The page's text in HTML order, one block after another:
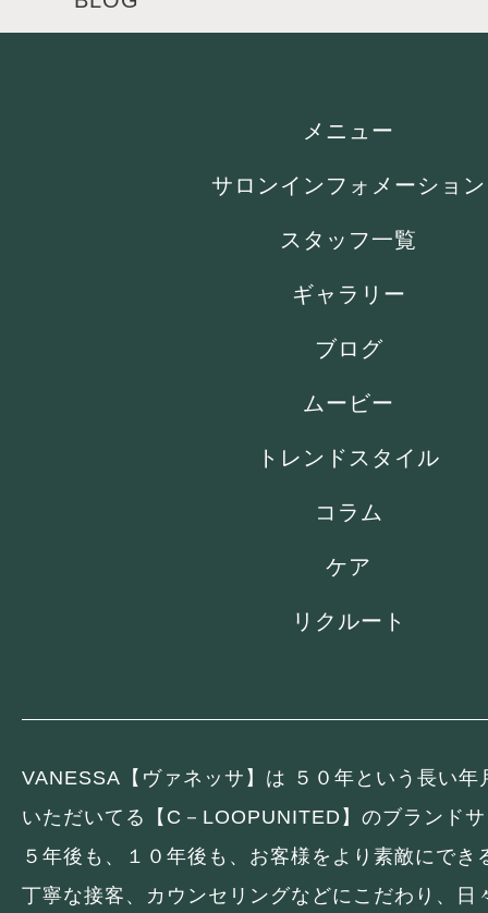
メニュー
サロンインフォメーション
スタッフ一覧
ギャラリー
ブログ
ムービー
トレンドスタイル
コラム
ケア
リクルート
VANESSA【ヴァネッサ】は ５０年という長い年
いただいてる【C－LOOPUNITED】のブランド
５年後も、１０年後も、お客様をより素敵にでき
丁寧な接客、カウンセリングなどにこだわり、日